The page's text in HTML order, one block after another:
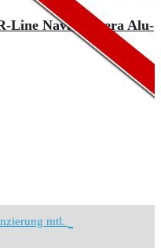
Line Navi Kamera Alu-
mtl.